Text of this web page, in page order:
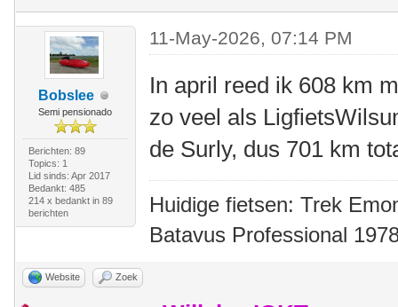
Bobslee
Semi pensionado
Berichten: 89
Topics: 1
Lid sinds: Apr 2017
Bedankt: 485
214 x bedankt in 89
berichten
11-May-2026, 07:14 PM
In april reed ik 608 km
zo veel als
de Surly, dus 701 km
Huidige fietsen: Trek
Batavus Professional
Website Zoek